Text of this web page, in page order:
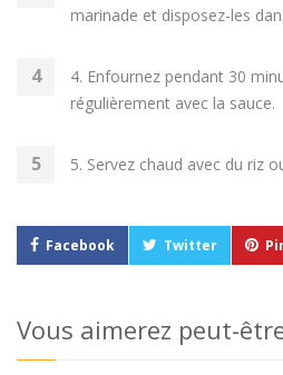
marinade et disposez-les
4. Enfournez pendant 30
régulièrement avec la sauce.
5. Servez chaud avec du riz
Facebook Twitter
Vous aimerez peut-